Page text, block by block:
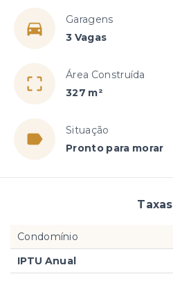
Garagens
3 Vagas
Área Construída
327 m²
Situação
Pronto para morar
Taxas
Condomínio
IPTU Anual